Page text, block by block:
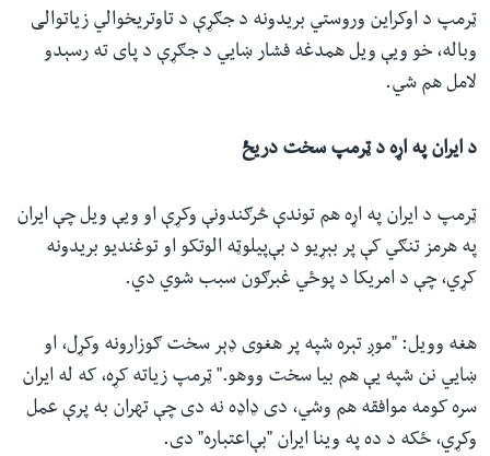
ټرمپ د اوکراین وروستي بریدونه د جګړې د تاوتریخوالي زیاتوالی
وباله، خو ویې ویل همدغه فشار ښايي د جګړې د پای ته رسېدو
لامل هم شي.
د ایران په اړه د ټرمپ سخت دریځ
ټرمپ د ایران په اړه هم توندې څرګندونې وکړې او ویې ویل چې ایران
په هرمز تنګي کې پر بېړیو د بې‌پیلوټه الوتکو او توغندیو بریدونه
کړي، چې د امریکا د پوځي غبرګون سبب شوي دي.
هغه وویل: "موږ تېره شپه پر هغوی ډېر سخت ګوزارونه وکړل، او
ښايي نن شپه یې هم بیا سخت ووهو." ټرمپ زیاته کړه، که له ایران
سره کومه موافقه هم وشي، دی ډاډه نه دی چې تهران به پرې عمل
وکړي، ځکه د ده په وینا ایران "بې‌اعتباره" دی.